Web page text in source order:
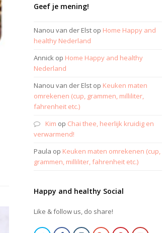
Geef je mening!
Nanou van der Elst op Home Happy and
healthy Nederland
Annick op Home Happy and healthy
Nederland
Nanou van der Elst op Keuken maten
omrekenen (cup, grammen, milliliter,
fahrenheit etc.)
Kim op Chai thee, heerlijk kruidig en
verwarmend!
Paula op Keuken maten omrekenen (cup,
grammen, milliliter, fahrenheit etc.)
Happy and healthy Social
Like & follow us, do share!